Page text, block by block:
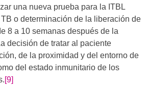
una nueva prueba para la ITBL
o determinación de la liberación de
8 a 10 semanas después de la
decisión de tratar al paciente
de la proximidad y del entorno de
del estado inmunitario de los
[9]